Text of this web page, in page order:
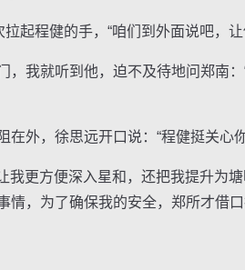
程健的手，“咱们到外面说吧，让
我就听到他，迫不及待地问郑南：
外，徐思远开口说：“程健挺关心
更方便深入星和，还把我提升为
情，为了确保我的安全，郑所才借